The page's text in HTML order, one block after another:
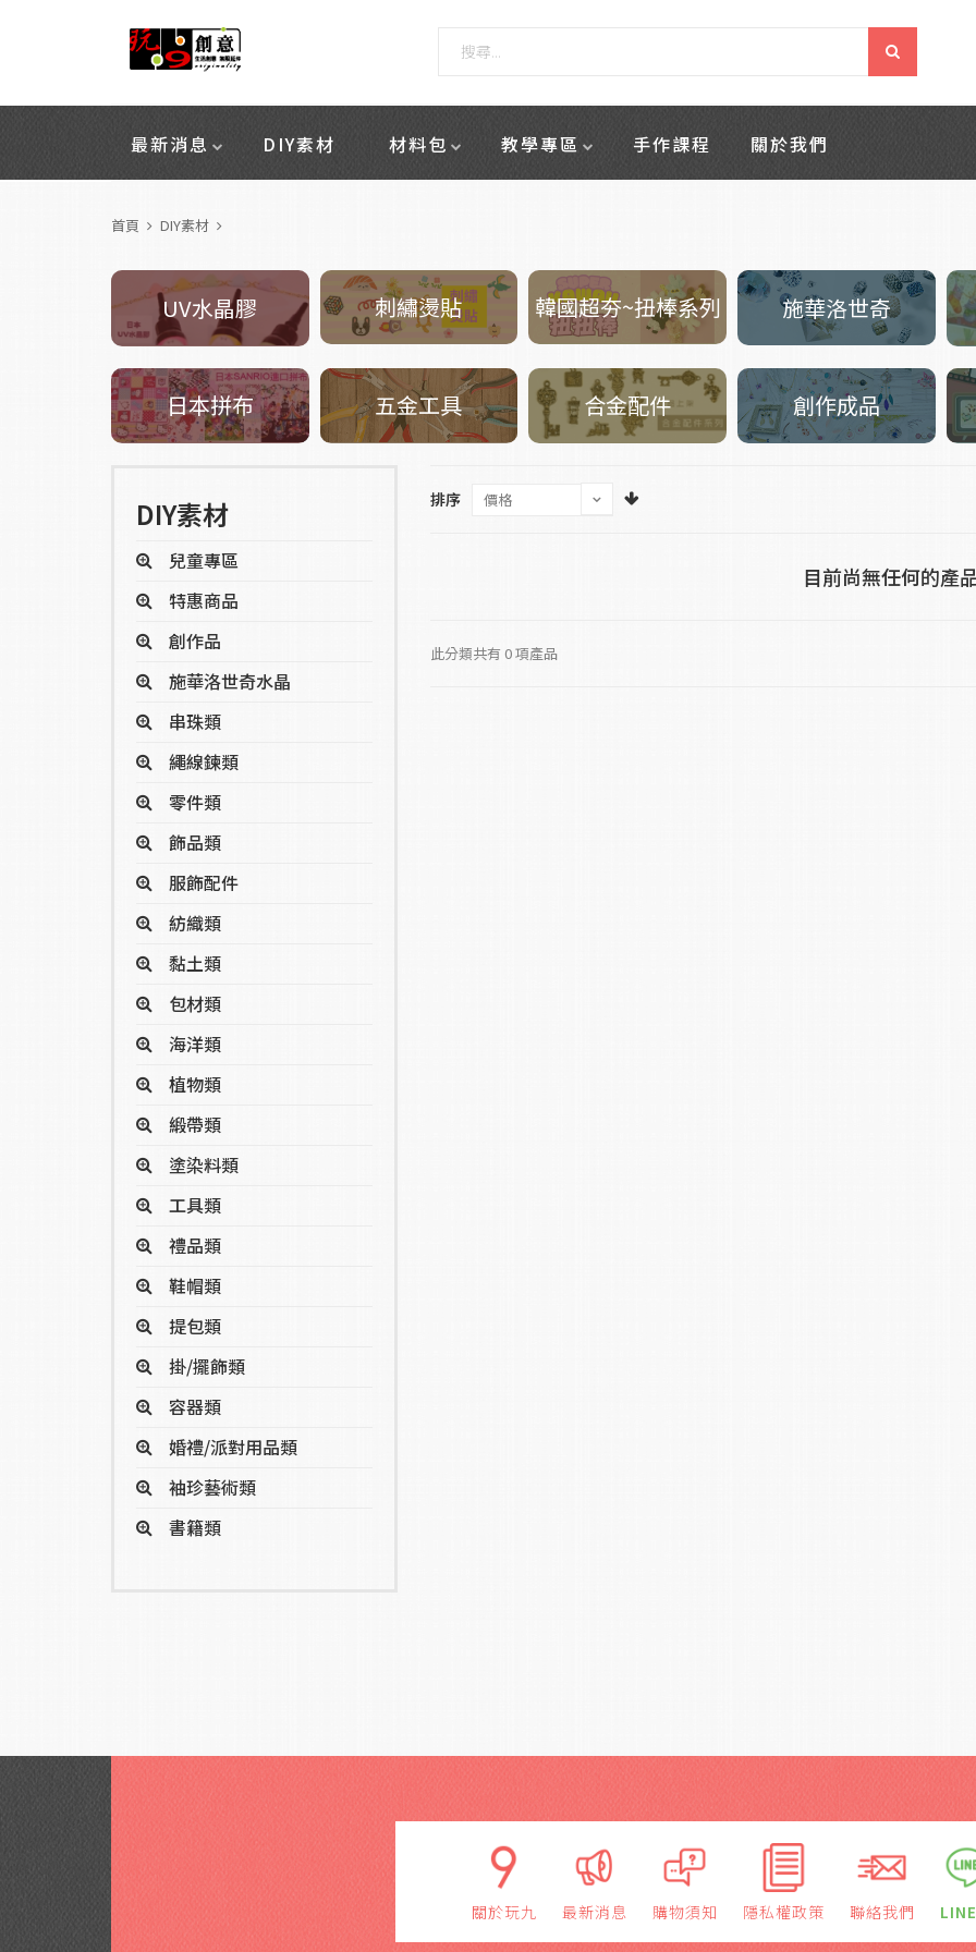
最新消息 DIY素材 材料包 教學專區 手作課程 關於我們
首頁 DIY素材
UV水晶膠 刺繡燙貼 韓國超夯~扭棒系列 施華洛世奇
日本拼布 五金工具 合金配件 創作成品
排序
目前尚無任何的產
此分類共有 0 項產品
DIY素材
兒童專區
特惠商品
創作品
施華洛世奇水晶
串珠類
繩線鍊類
零件類
飾品類
服飾配件
紡織類
黏土類
包材類
海洋類
植物類
緞帶類
塗染料類
工具類
禮品類
鞋帽類
提包類
掛/擺飾類
容器類
婚禮/派對用品類
袖珍藝術類
書籍類
關於玩九 最新消息 購物須知 隱私權政策 聯絡我們